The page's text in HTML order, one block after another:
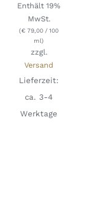
Enthält 19%
MwSt.
(€ 79,00 / 100
ml)
zzgl.
Versand
Lieferzeit:
ca. 3-4
Werktage